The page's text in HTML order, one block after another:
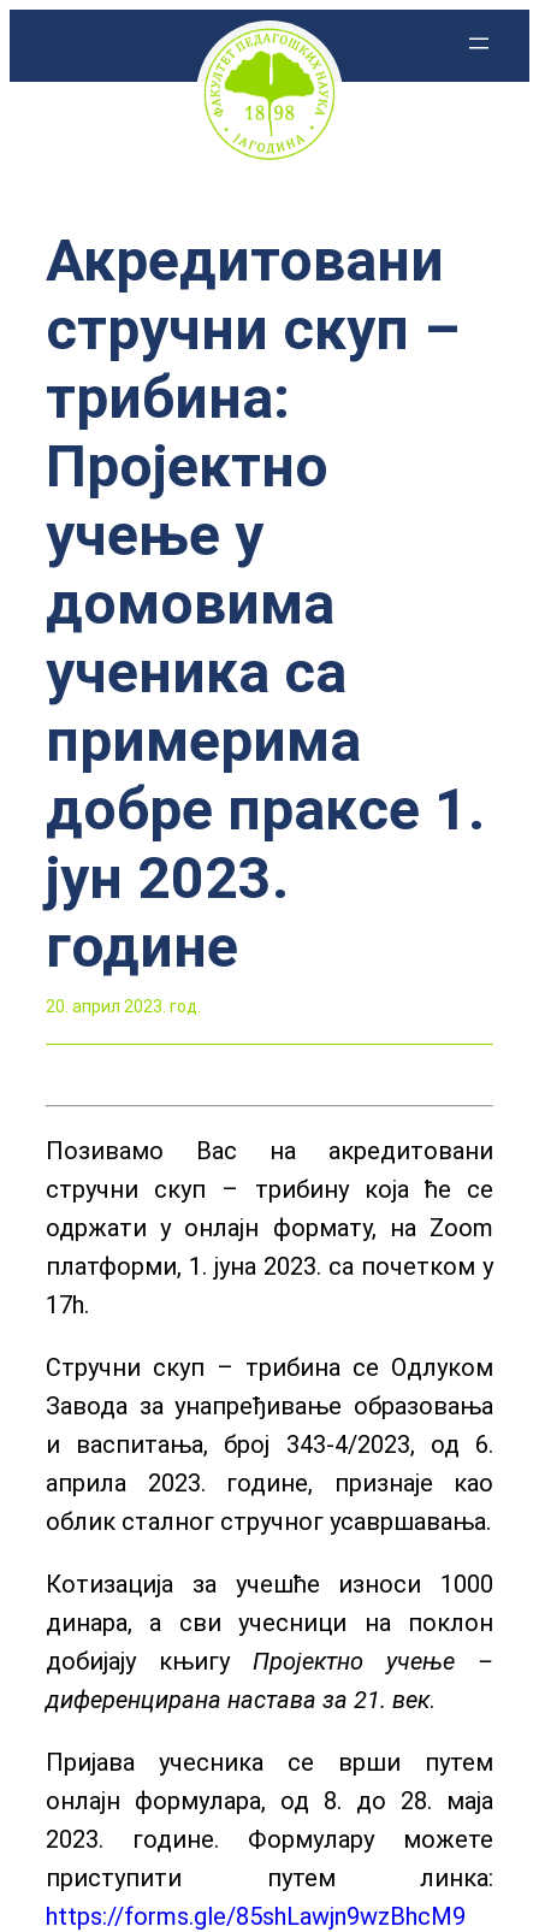
Акредитовани
стручни скуп –
трибина:
Пројектно
учење у
домовима
ученика са
примерима
добре праксе 1.
јун 2023.
године
20. април 2023. год.
Позивамо Вас на акредитовани
стручни скуп – трибину која ће се
одржати у онлајн формату, на Zoom
платформи, 1. јуна 2023. са почетком у
17h.
Стручни скуп – трибина се Одлуком
Завода за унапређивање образовања
и васпитања, број 343-4/2023, од 6.
априла 2023. године, признаје као
облик сталног стручног усавршавања.
Котизација за учешће износи 1000
динара, а сви учесници на поклон
добијају књигу Пројектно учење –
диференцирана настава за 21. век.
Пријава учесника се врши путем
онлајн формулара, од 8. до 28. маја
2023. године. Формулару можете
приступити путем линка:
https://forms.gle/85shLawjn9wzBhcM9